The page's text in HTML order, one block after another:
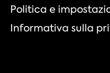
Politica e
Informativa sulla